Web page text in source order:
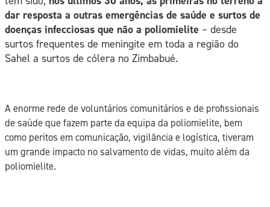
dar resposta a outras emergências de saúde e surtos de
doenças infecciosas que não a poliomielite – desde
surtos frequentes de meningite em toda a região do
Sahel a surtos de cólera no Zimbabué.
A enorme rede de voluntários comunitários e de profissionais
de saúde que fazem parte da equipa da poliomielite, bem
como peritos em comunicação, vigilância e logística, tiveram
um grande impacto no salvamento de vidas, muito além da
poliomielite.